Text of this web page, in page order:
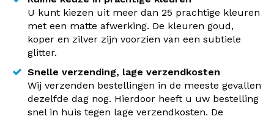
U kunt kiezen uit meer dan 25 prachtige kleuren
met een matte afwerking. De kleuren goud,
koper en zilver zijn voorzien van een subtiele
glitter.
Snelle verzending, lage verzendkosten
Wij verzenden bestellingen in de meeste gevallen
dezelfde dag nog. Hierdoor heeft u uw bestelling
snel in huis tegen lage verzendkosten. De